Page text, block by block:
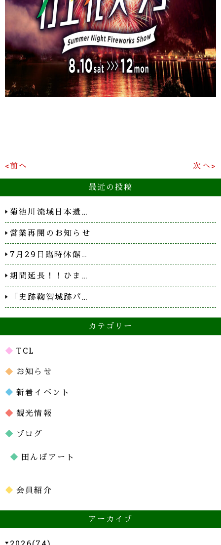
<前へ 次へ>
最近の投稿
菊池川流域日本遺…
営業再開のお知らせ
7月29日臨時休館…
期間延長！！ひま…
「史跡鞠智城跡パ…
カテゴリー
TCL
お知らせ
新着イベント
観光情報
ブログ
田んぼアート
会員紹介
アーカイブ